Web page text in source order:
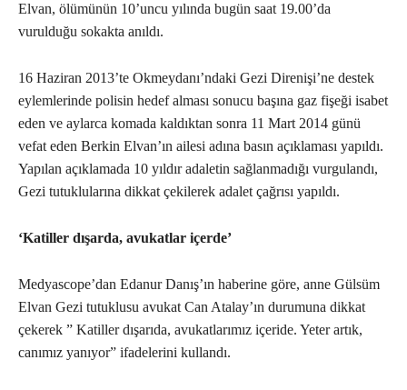
Elvan, ölümünün 10’uncu yılında bugün saat 19.00’da
vurulduğu sokakta anıldı.
16 Haziran 2013’te Okmeydanı’ndaki Gezi Direnişi’ne destek
eylemlerinde polisin hedef alması sonucu başına gaz fişeği isabet
eden ve aylarca komada kaldıktan sonra 11 Mart 2014 günü
vefat eden Berkin Elvan’ın ailesi adına basın açıklaması yapıldı.
Yapılan açıklamada 10 yıldır adaletin sağlanmadığı vurgulandı,
Gezi tutuklularına dikkat çekilerek adalet çağrısı yapıldı.
‘Katiller dışarda, avukatlar içerde’
Medyascope’dan Edanur Danış’ın haberine göre, anne Gülsüm
Elvan Gezi tutuklusu avukat Can Atalay’ın durumuna dikkat
çekerek ” Katiller dışarıda, avukatlarımız içeride. Yeter artık,
canımız yanıyor” ifadelerini kullandı.